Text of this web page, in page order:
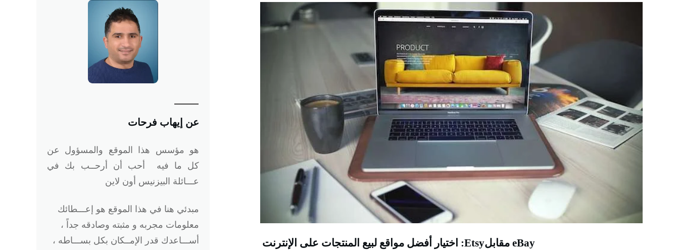
eBay مقابلEtsy: اختيار أفضل مواقع لبيع المنتجات على الإنترنت
عن إيهاب فرحات
هو مؤسس هذا الموقع والمسؤول عن
كل ما فيه أحب أن أرحــب بك في
عـــائلة البيزنيس أون لاين
مبدئي هنا في هذا الموقع هو إعـــطائك
معلومات مجربه و مثبته وصادقه جداً ،
أســـاعدك قدر الإمــكان بكل بســـاطه ،